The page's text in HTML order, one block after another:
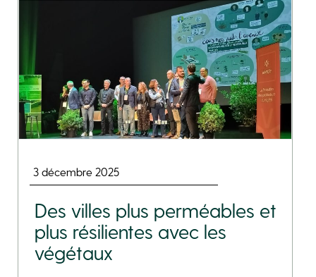
3 décembre 2025
Des villes plus perméables et
plus résilientes avec les
végétaux